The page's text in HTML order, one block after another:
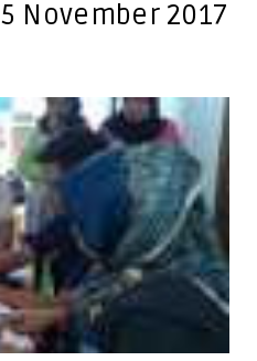
November 2017